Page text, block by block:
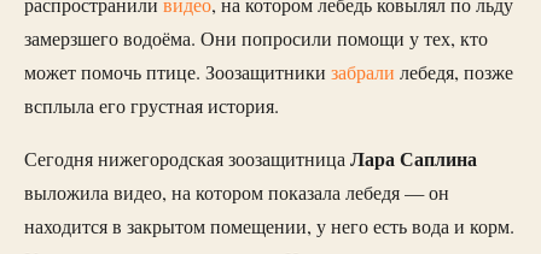
замерзшего водоёма. Они попросили помощи у тех, кто
может помочь птице. Зоозащитники забрали лебедя, позже
всплыла его грустная история.
Сегодня нижегородская зоозащитницаЛара Саплина
выложила видео, на котором показала лебедя — он
находится в закрытом помещении, у него есть вода и корм.